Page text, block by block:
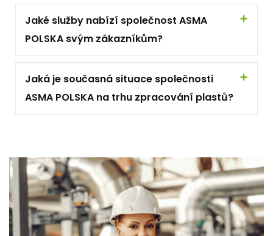
Jaké služby nabízí společnost ASMA
POLSKA svým zákazníkům?
Jaká je současná situace společnosti
ASMA POLSKA na trhu zpracování plastů?